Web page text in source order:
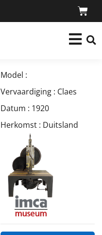
Model :
Vervaardiging : Claes
Datum : 1920
Herkomst : Duitsland